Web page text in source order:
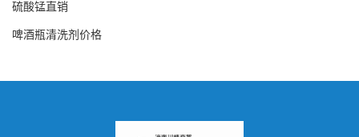
硫酸锰直销
啤酒瓶清洗剂价格